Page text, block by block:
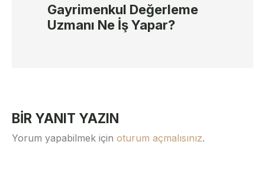
Gayrimenkul Değerleme
Uzmanı Ne İş Yapar?
BIR YANIT YAZIN
Yorum yapabilmek için oturum açmalısınız.